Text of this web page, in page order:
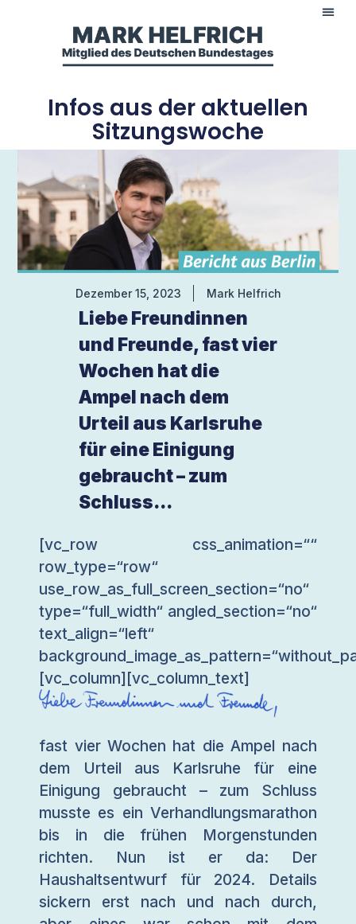
Infos aus der aktuellen
Sitzungswoche
Dezember 15, 2023 Mark Helfrich
Liebe Freundinnen
und Freunde, fast vier
Wochen hat die
Ampel nach dem
Urteil aus Karlsruhe
für eine Einigung
gebraucht – zum
Schluss...
[vc_row css_animation=““
row_type=“row“
use_row_as_full_screen_section=“no“
type=“full_width“ angled_section=“no“
text_align=“left“
[vc_column][vc_column_text]
fast vier Wochen hat die Ampel nach
dem Urteil aus Karlsruhe für eine
Einigung gebraucht – zum Schluss
musste es ein Verhandlungsmarathon
bis in die frühen Morgenstunden
richten. Nun ist er da: Der
Haushaltsentwurf für 2024. Details
sickern erst nach und nach durch,